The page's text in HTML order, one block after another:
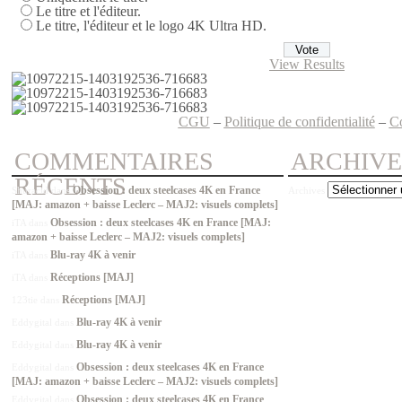
Le titre et l'éditeur.
Le titre, l'éditeur et le logo 4K Ultra HD.
View Results
CGU – Politique de confidentialité–
COMMENTAIRES
RÉCENTS
ShuraciddansObsession : deux steelcases 4K en France
[MAJ: amazon + baisse Leclerc – MAJ2: visuels complets]
Obsession : deux steelcases 4K en France [MAJ:
amazon + baisse Leclerc – MAJ2: visuels complets]
Blu-ray 4K à venir
Réceptions [MAJ]
Réceptions [MAJ]
Blu-ray 4K à venir
Blu-ray 4K à venir
Obsession : deux steelcases 4K en France
[MAJ: amazon + baisse Leclerc – MAJ2: visuels complets]
Obsession : deux steelcases 4K en France